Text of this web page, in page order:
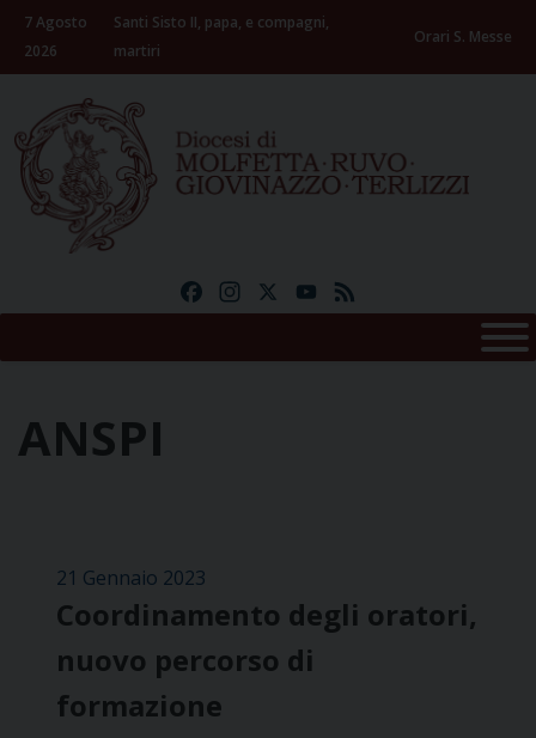
Skip
content
7 Agosto
2026
Santi Sisto II, papa, e compagni,
martiri
Orari S. Messe
FacebookInstagramYouTube
ANSPI
21 Gennaio 2023
Coordinamento degli oratori,
nuovo percorso di
formazione